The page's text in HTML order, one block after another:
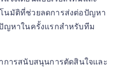
นมัติที่ช่วยลดการส่งต่อปัญหา
ญหาในครั้งแรกสำหรับทีม
การสนับสนุนการตัดสินใจและ